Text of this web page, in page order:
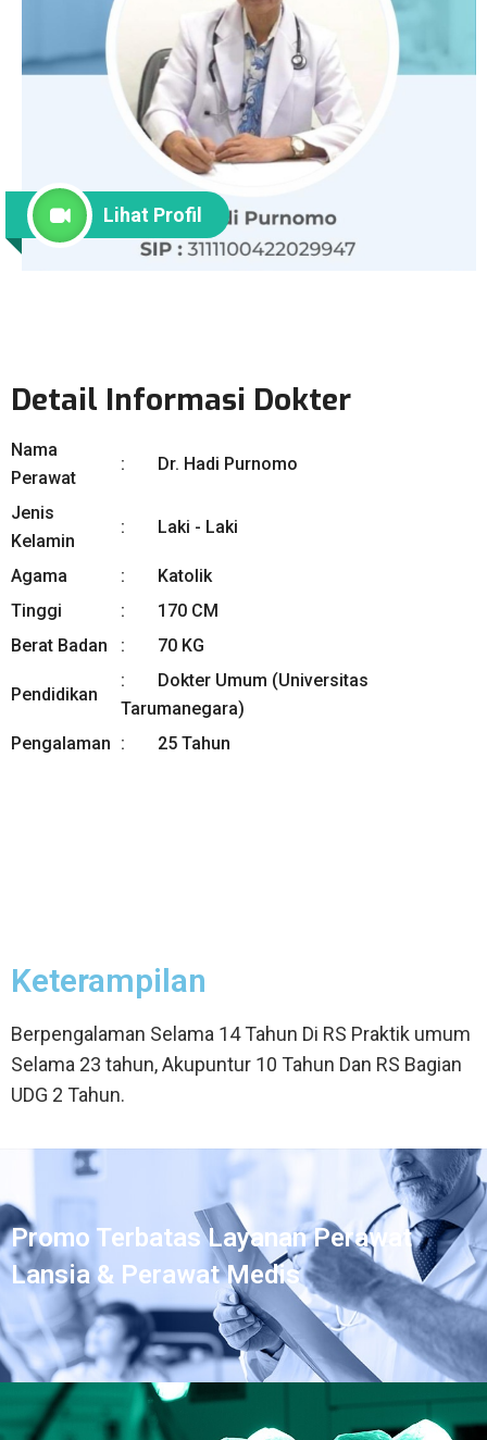
Lihat Profil
Detail Informasi Dokter
Nama
Perawat
Dr. Hadi Purnomo
Jenis
Kelamin
Laki - Laki
Agama
Katolik
Tinggi
170 CM
Berat Badan
70 KG
Pendidikan
Dokter Umum (Universitas
Tarumanegara)
Pengalaman
25 Tahun
Keterampilan
Berpengalaman Selama 14 Tahun Di RS Praktik umum
Selama 23 tahun, Akupuntur 10 Tahun Dan RS Bagian
UDG 2 Tahun.
Promo Terbatas Layanan Perawat
Lansia & Perawat Medis